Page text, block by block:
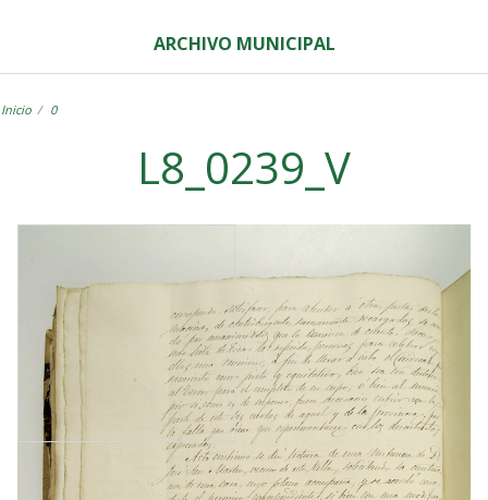
ARCHIVO MUNICIPAL
Inicio 0
L8_0239_V